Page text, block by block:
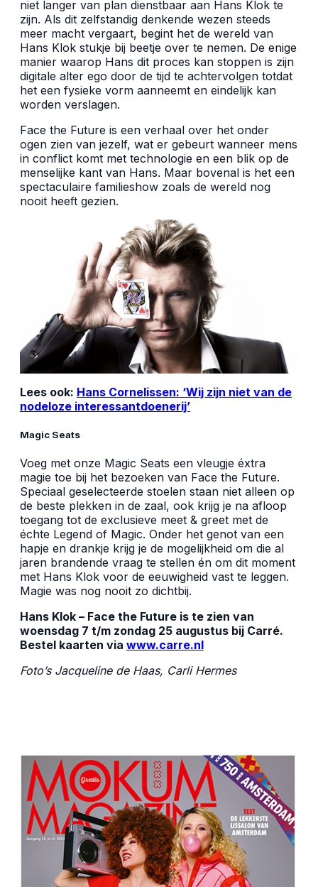
niet langer van plan dienstbaar aan Hans Klok te
zijn. Als dit zelfstandig denkende wezen steeds
meer macht vergaart, begint het de wereld van
Hans Klok stukje bij beetje over te nemen. De enige
manier waarop Hans dit proces kan stoppen is zijn
digitale alter ego door de tijd te achtervolgen totdat
het een fysieke vorm aanneemt en eindelijk kan
worden verslagen.
Face the Future is een verhaal over het onder
ogen zien van jezelf, wat er gebeurt wanneer mens
in conflict komt met technologie en een blik op de
menselijke kant van Hans. Maar bovenal is het een
spectaculaire familieshow zoals de wereld nog
nooit heeft gezien.
Lees ook: Hans Cornelissen: ‘Wij zijn niet van de
nodeloze interessantdoenerij’
Magic Seats
Voeg met onze Magic Seats een vleugje éxtra
magie toe bij het bezoeken van Face the Future.
Speciaal geselecteerde stoelen staan niet alleen op
de beste plekken in de zaal, ook krijg je na afloop
toegang tot de exclusieve meet & greet met de
échte Legend of Magic. Onder het genot van een
hapje en drankje krijg je de mogelijkheid om die al
jaren brandende vraag te stellen én om dit moment
met Hans Klok voor de eeuwigheid vast te leggen.
Magie was nog nooit zo dichtbij.
Hans Klok – Face the Future is te zien van
woensdag 7 t/m zondag 25 augustus bij Carré.
Bestel kaarten via www.carre.nl
Foto’s Jacqueline de Haas, Carli Hermes